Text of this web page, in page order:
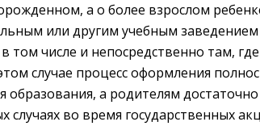
а о более взрослом
или другим учебным заведением
числе и непосредственно там,
случае процесс оформления
образования, а родителям
случаях во время государственных